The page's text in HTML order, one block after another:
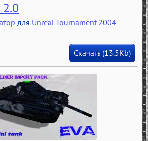
для Unreal Tournament 2004
Скачать (13.5Kb)